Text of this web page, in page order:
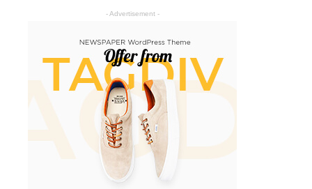
- Advertisement -